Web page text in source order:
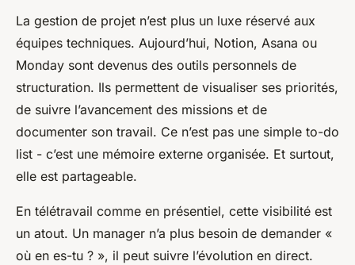
La gestion de projet n’est plus un luxe réservé aux
équipes techniques. Aujourd’hui, Notion, Asana ou
Monday sont devenus des outils personnels de
structuration. Ils permettent de visualiser ses priorités,
de suivre l’avancement des missions et de
documenter son travail. Ce n’est pas une simple to-do
list - c’est une mémoire externe organisée. Et surtout,
elle est partageable.
En télétravail comme en présentiel, cette visibilité est
un atout. Un manager n’a plus besoin de demander «
où en es-tu ? », il peut suivre l’évolution en direct.